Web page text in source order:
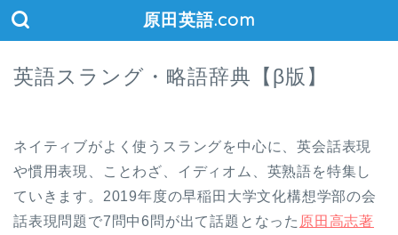
原田英語.com
英語スラング・略語辞典【β版】
ネイティブがよく使うスラングを中心に、英会話表現
や慣用表現、ことわざ、イディオム、英熟語を特集し
ていきます。2019年度の早稲田大学文化構想学部の会
話表現問題で7問中6問が出て話題となった 原田高志著